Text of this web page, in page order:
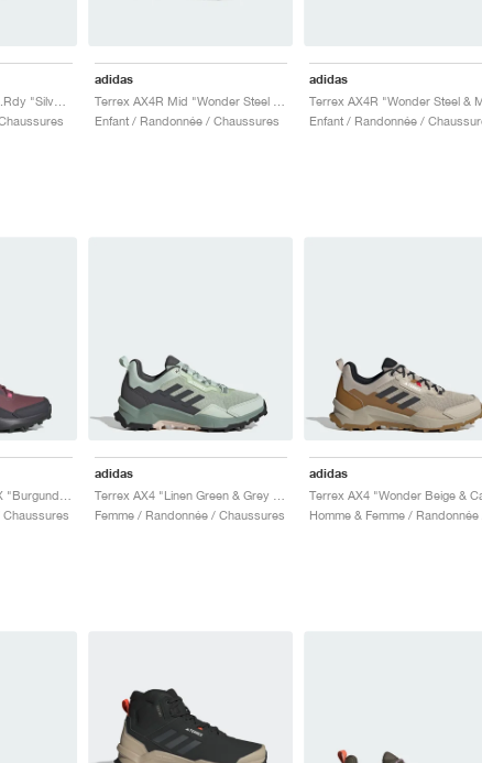
adidas
Enfant / Randonnée / Chaussures
adidas
Enfant / Randonnée /
Chaussures
adidas
Femme / Randonnée / Chaussures
adidas